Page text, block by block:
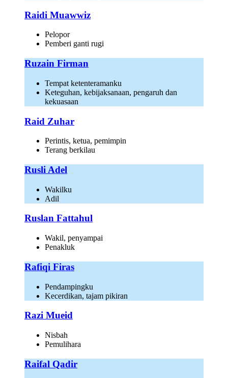
Raidi Muawwiz
Pelopor
Pemberi ganti rugi
Ruzain Firman
Tempat ketenteramanku
Keteguhan, kebijaksanaan, pengaruh dan
kekuasaan
Raid Zuhar
Perintis, ketua, pemimpin
Terang berkilau
Rusli Adel
Wakilku
Adil
Ruslan Fattahul
Wakil, penyampai
Penakluk
Rafiqi Firas
Pendampingku
Kecerdikan, tajam pikiran
Razi Mueid
Nisbah
Pemulihara
Raifal Qadir